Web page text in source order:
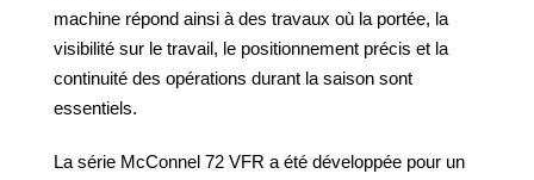
machine répond ainsi à des travaux où la portée, la
visibilité sur le travail, le positionnement précis et la
continuité des opérations durant la saison sont
essentiels.
La série McConnel 72 VFR a été développée pour un